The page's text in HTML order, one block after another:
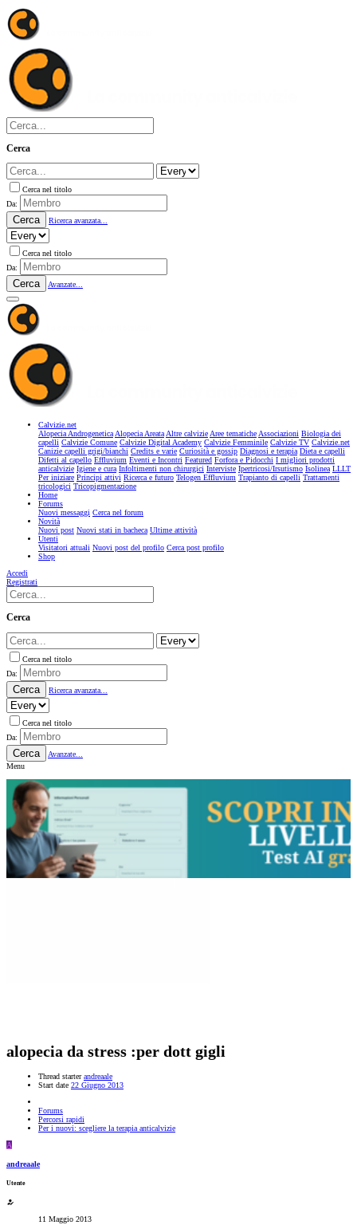
Cerca
Cerca nel titolo
Da:
Cerca Ricerca avanzata...
Cerca nel titolo
Da:
Cerca Avanzate...
Calvizie.net
Alopecia AndrogeneticaAlopecia AreataAltre calvizieAree tematicheAssociazioni Biologia dei
capelli Calvizie Comune Calvizie Digital Academy Calvizie Femminile Calvizie TV Calvizie.net
Canizie capelli grigi/bianchi Credits e varie Curiosità e gossip Diagnosi e terapia Dieta e capelli
Difetti al capello Effluvium Eventi e Incontri Featured Forfora e Pidocchi I migliori prodotti
anticalvizie Igiene e cura Infoltimenti non chirurgici Interviste Ipertricosi/Irsutismo Isolinea LLLT
Per iniziare Principi attivi Ricerca e futuro Telogen Effluvium Trapianto di capelli Trattamenti
tricologici Tricopigmentazione
Home
Forums
Nuovi messaggi Cerca nel forum
Novità
Nuovi post Nuovi stati in bacheca Ultime attività
Utenti
Visitatori attuali Nuovi post del profilo Cerca post profilo
Shop
Accedi
Registrati
Cerca
Cerca nel titolo
Da:
Cerca Ricerca avanzata...
Cerca nel titolo
Da:
Cerca
Avanzate...
Menu
alopecia da stress :per dott gigli
Thread starter andreaale
Start date 22 Giugno 2013
Forums
Percorsi rapidi
Per i nuovi: scegliere la terapia anticalvizie
A
andreaale
Utente
11 Maggio 2013